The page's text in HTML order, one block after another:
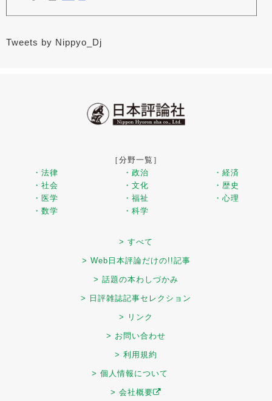
Tweets by Nippyo_Dj
［分野一覧］
・法律
・政治
・経済
・社会
・文化
・歴史
・医学
・福祉
・心理
・数学
・科学
> すべて
> Web日本評論だけの!!記事
> 話題の本わしづかみ
> 日評雑誌記事セレクション
> リンク
> お問い合わせ
> 利用規約
> 個人情報について
> 会社概要